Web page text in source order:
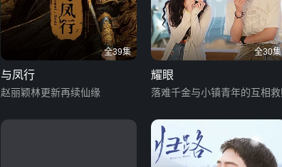
全39集
与凤行
赵丽颖林更新再续仙缘
全30集
耀眼
落难千金与小镇青年的互相救